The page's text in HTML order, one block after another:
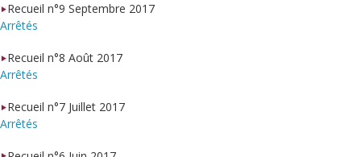
Recueil n°9 Septembre 2017
Arrêtés
Recueil n°8 Août 2017
Arrêtés
Recueil n°7 Juillet 2017
Arrêtés